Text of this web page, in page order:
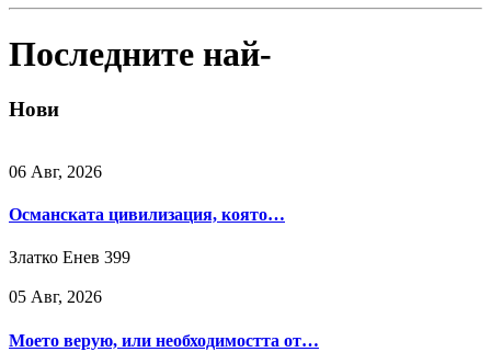
Последните най-
Нови
06 Авг, 2026
Османската цивилизация, която…
Златко Енев 399
05 Авг, 2026
Моето верую, или необходимостта от…